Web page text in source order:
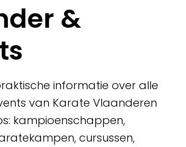
&
informatie over alle
van Karate Vlaanderen
kampioenschappen,
cursussen,